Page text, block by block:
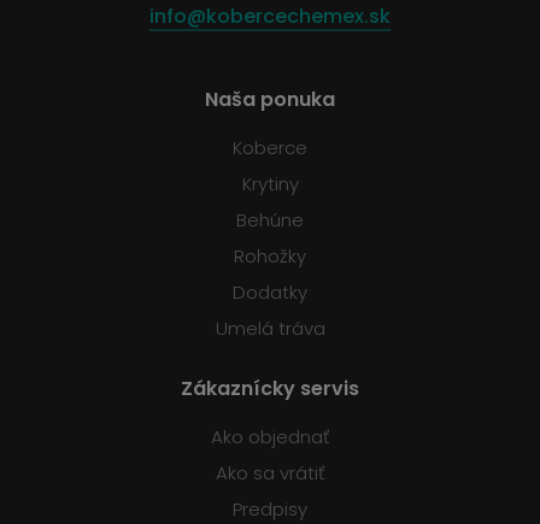
info@kobercechemex.sk
Naša ponuka
Koberce
Krytiny
Behúne
Rohožky
Dodatky
Umelá tráva
Zákaznícky servis
Ako objednať
Ako sa vrátiť
Predpisy